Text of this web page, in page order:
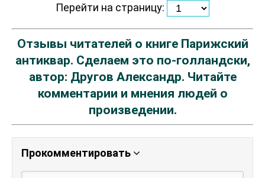
Перейти на страницу:
Отзывы читателей о книге Парижский
антиквар. Сделаем это по-голландски,
автор: Другов Александр. Читайте
комментарии и мнения людей о
произведении.
Прокомментировать